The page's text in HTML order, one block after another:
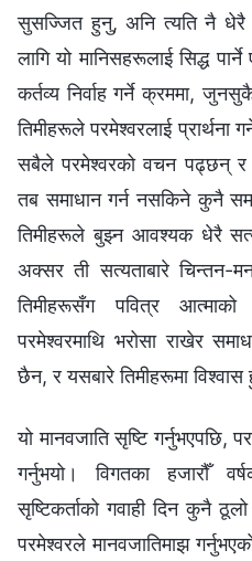
सुसज्जित हुनु, अनि त्यति नै धेरै
लागि यो मानिसहरूलाई सिद्ध
कर्तव्य निर्वाह गर्ने क्रममा,
तिमीहरूले परमेश्‍वरलाई प्रार्थना
सबैले परमेश्‍वरको वचन पढ्छन्
तब समाधान गर्न नसकिने कुनै
तिमीहरूले बुझ्न आवश्यक धेरै
अक्सर ती सत्यताबारे चिन्तन-
तिमीहरूसँग पवित्र
परमेश्‍वरमाथि भरोसा राखेर
छैन, र यसबारे तिमीहरूमा विश्‍वास
यो मानवजाति सृष्टि गर्नुभएपछि,
गर्नुभयो। विगतका हजारौँ
सृष्टिकर्ताको गवाही दिन कुनै ठूलो
परमेश्‍वरले मानवजातिमाझ